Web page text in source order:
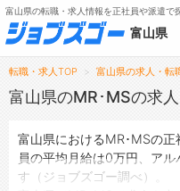
無料会員登録
メニュー
トップ
富山県の転職・求人情報を正社員や派遣で
富山県
転職・求人TOP 富山県の求人・転
富山県のMR･MSの求
富山県におけるMR･MSの
員の平均月給は0万円、ア
す（ジョブズゴー調べ）。